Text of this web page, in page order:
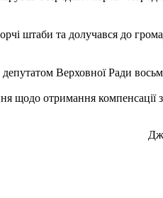
штаби та долучався до
Верховної Ради
щодо отримання